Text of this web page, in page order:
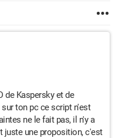
de Kaspersky et de
ton pc ce script n'est
ne le fait pas, il n'y a
juste une proposition, c'est